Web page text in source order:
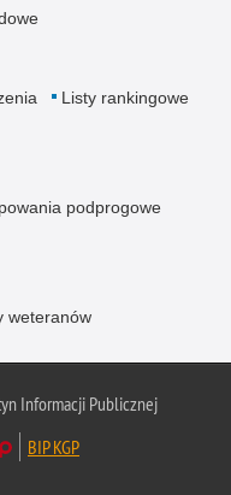
Listy rankingowe
podprogowe
weteranów
Informacji Publicznej
BIP KGP